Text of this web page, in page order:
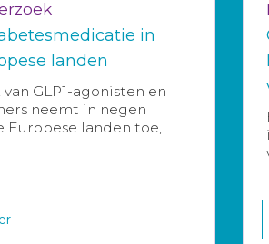
in
landen
GLP1-agonisten en
neemt in negen
Europese landen toe,